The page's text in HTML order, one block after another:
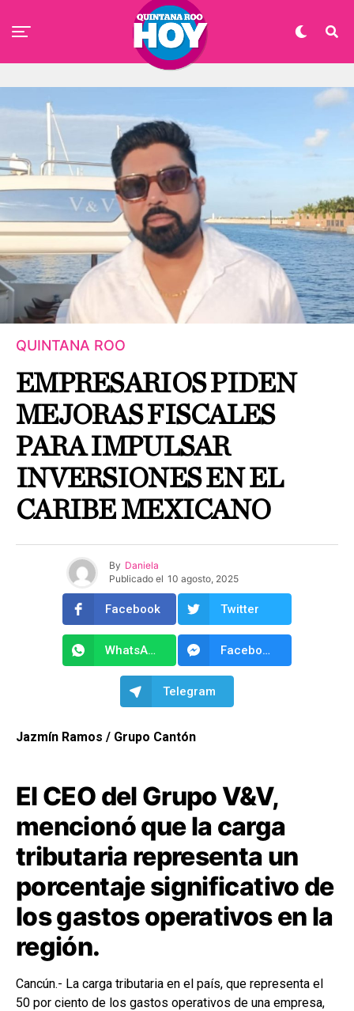
QUINTANA ROO
EMPRESARIOS PIDEN
MEJORAS FISCALES
PARA IMPULSAR
INVERSIONES EN EL
CARIBE MEXICANO
By Daniela
Publicado el 10 agosto, 2025
Facebook Twitter
WhatsApp Facebook Messenger
Telegram
Jazmín Ramos / Grupo Cantón
El CEO del Grupo V&V,
mencionó que la carga
tributaria representa un
porcentaje significativo de
los gastos operativos en la
región.
Cancún.- La carga tributaria en el país, que representa el
50 por ciento de los gastos operativos de una empresa,